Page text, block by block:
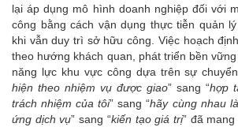
lại áp dụng mô hình doanh nghiệp đối với
công bằng cách vận dụng thực tiễn quản
khi vẫn duy trì sở hữu công. Việc hoạch
theo hướng khách quan, phát triển bền
năng lực khu vực công dựa trên sự
hiện theo nhiệm vụ được giao” sang “hợp
trách nhiệm của tôi” sang “hãy cùng nhau
ứng dịch vụ” sang “kiến tạo giá trị” đã